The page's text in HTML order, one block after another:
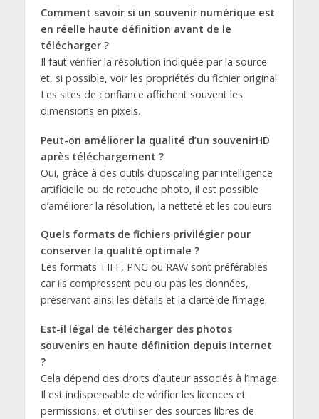
Comment savoir si un souvenir numérique est
en réelle haute définition avant de le
télécharger ?
Il faut vérifier la résolution indiquée par la source
et, si possible, voir les propriétés du fichier original.
Les sites de confiance affichent souvent les
dimensions en pixels.
Peut-on améliorer la qualité d’un souvenirHD
après téléchargement ?
Oui, grâce à des outils d’upscaling par intelligence
artificielle ou de retouche photo, il est possible
d’améliorer la résolution, la netteté et les couleurs.
Quels formats de fichiers privilégier pour
conserver la qualité optimale ?
Les formats TIFF, PNG ou RAW sont préférables
car ils compressent peu ou pas les données,
préservant ainsi les détails et la clarté de l’image.
Est-il légal de télécharger des photos
souvenirs en haute définition depuis Internet
?
Cela dépend des droits d’auteur associés à l’image.
Il est indispensable de vérifier les licences et
permissions, et d’utiliser des sources libres de